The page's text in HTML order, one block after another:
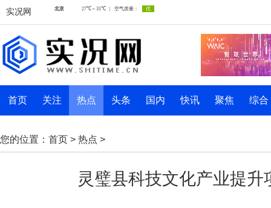
实况网
首页 关注 热点 头条 国内 快讯 聚焦 综合
您的位置： 首页 > 热点 >
灵璧县科技文化产业提升